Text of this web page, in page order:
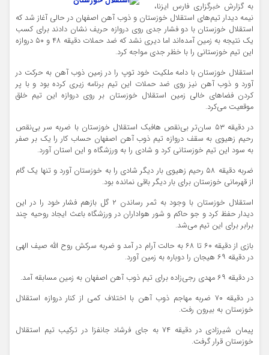
به گزارش خبرگزاری فارس ایزنا،
نیمه دیدار تیم‌های استقلال خوزستان و ذوب آهن اصفهان در حالی آغاز شد که
استقلال خوزستان با دو فشار جدی روی دروازه حریف نشان دادند برای کسب
یک نتیجه به زمین آمده‌اند اما دیری نشد که ضد حملات دقیقه ۴۸ و ۵۰ دروازه
این تیم خوزستانی را با خظر جدی مواجه کرد.
استقلال خوزستان با دامه ملکیت خود توپ را در زمین ذوب آهن به حرکت در
آورد و ذوب آهن نیز روی ضد حملات این تیم برنامه زیری کرده بود و با پر
کردن فضاهای خالی زمین استقلال خوزستان بر روی دروازه این تیم خلق
موقعیت می‌کرد.
در دقیقه ۵۳ سان‌تر بی‌نقص هافبک استقلال خوزستان با ضربه سر بی‌نقص
رحیم زهیوی به سقف دروازه تیم ذوب آهن اصفهان حساب کار را یک بر صفر
به سود این تیم خوزستانی کرد و شادی را به ورزشگاه و این استان آورد.
ضربه دقیقه ۵۸ رحیم زهیوی بار دیگر شادی را به خوزستان آورد و تنها یک گام
از قهرمانی خوزستان برای بار دیگر باقی نمانده بود.
استقلال خوزستان با وجود به ثمر رساندن ۲ گل بازهم فشار خود را در این
دیدار حفظ کرد و جو حاکم و شور هواداران در ورزشگاه باعث ایجاد روحیه چند
برابر برای این تیم می‌شد.
بازی از دقیقه ۶۰ تا ۶۸ به حالت آرام در آمد و ضربه سرکش روح الله صیف الهی
در دقیقه ۶۹ هیجان را دوباره به زمین آورد.
در دقیقه ۶۹ مهدی رجی‌زاده برای تیم ذوب آهن اصفهان به زمین مسابقه آمد.
در دقیقه ۷۰ ضربه مهاجم ذوب آهن با اختلاف کمی از کنار دروازه استقلال
خوزستان به بیرون رفت.
پیمان شیرزادی در دقیقه ۷۴ به جای فرشاد جانفزا در ترکیب تیم استقلال
خوزستان قرار گرفت.